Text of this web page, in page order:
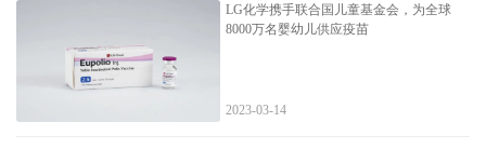
LG化学携手联合国儿童基金会，为全球
8000万名婴幼儿供应疫苗
2023-03-14